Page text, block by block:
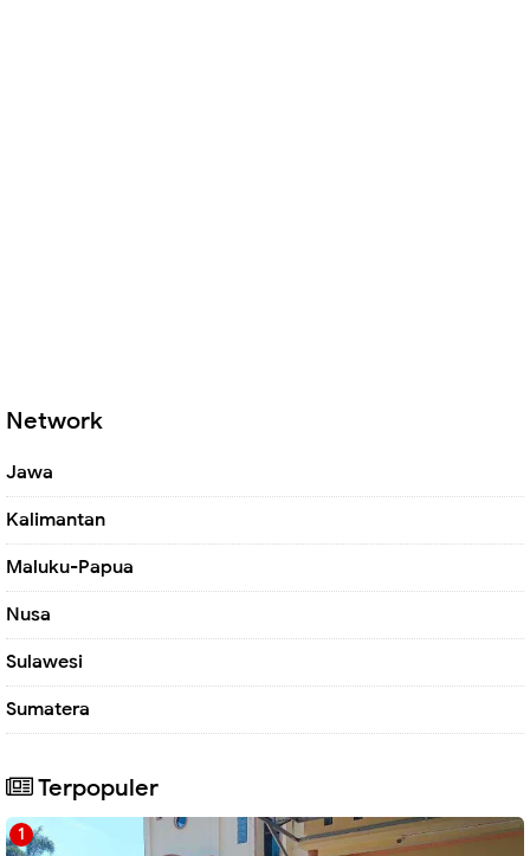
Network
Jawa
Kalimantan
Maluku-Papua
Nusa
Sulawesi
Sumatera
Terpopuler